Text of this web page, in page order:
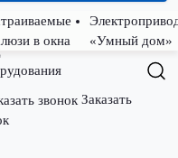
в окна
«Умный дом»
Заказать